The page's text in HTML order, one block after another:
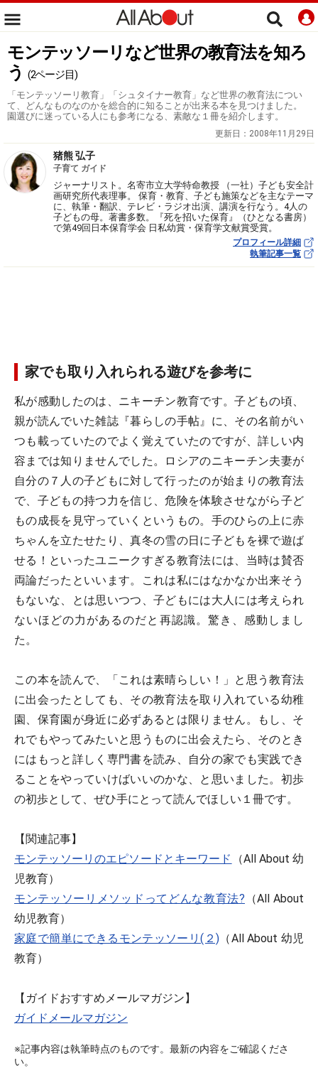
モンテッソーリなど世界の教育法を知ろ
う (2ページ目)
「モンテッソーリ教育」「シュタイナー教育」など世界の教育法につい
て、どんなものなのかを総合的に知ることが出来る本を見つけました。
園選びに迷っている人にも参考になる、素敵な１冊を紹介します。
更新日： 2008年11月29日
猪熊 弘子
子育て ガイド
ジャーナリスト。名寄市立大学特命教授 （一社）子ども安全計
画研究所代表理事。 保育・教育、子ども施策などを主なテーマ
に、執筆・翻訳、テレビ・ラジオ出演、講演を行なう。4人の
子どもの母。著書多数。『死を招いた保育』（ひとなる書房）
で第49回日本保育学会 日私幼賞・保育学文献賞受賞。
プロフィール詳細
執筆記事一覧
家でも取り入れられる遊びを参考に
私が感動したのは、ニキーチン教育です。子どもの頃、
親が読んでいた雑誌『暮らしの手帖』に、その名前がい
つも載っていたのでよく覚えていたのですが、詳しい内
容までは知りませんでした。ロシアのニキーチン夫妻が
自分の７人の子どもに対して行ったのが始まりの教育法
で、子どもの持つ力を信じ、危険を体験させながら子ど
もの成長を見守っていくというもの。手のひらの上に赤
ちゃんを立たせたり、真冬の雪の日に子どもを裸で遊ば
せる！といったユニークすぎる教育法には、当時は賛否
両論だったといいます。これは私にはなかなか出来そう
もないな、とは思いつつ、子どもには大人には考えられ
ないほどの力があるのだと再認識。驚き、感動しまし
た。
この本を読んで、「これは素晴らしい！」と思う教育法
に出会ったとしても、その教育法を取り入れている幼稚
園、保育園が身近に必ずあるとは限りません。もし、そ
れでもやってみたいと思うものに出会えたら、そのとき
にはもっと詳しく専門書を読み、自分の家でも実践でき
ることをやっていけばいいのかな、と思いました。初歩
の初歩として、ぜひ手にとって読んでほしい１冊です。
【関連記事】
モンテッソーリのエピソードとキーワード
（All About 幼
児教育）
モンテッソーリメソッドってどんな教育法? （All About
幼児教育）
家庭で簡単にできるモンテッソーリ(２) （All About 幼児
教育）
【ガイドおすすめメールマガジン】
ガイドメールマガジン
※記事内容は執筆時点のものです。最新の内容をご確認くださ
い。